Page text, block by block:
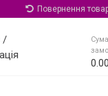
Повернення
/
Сума
0.00